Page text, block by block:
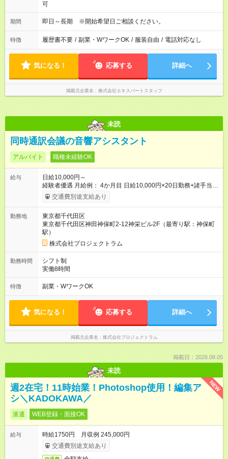
可
期間 即日～長期 ※開始希望日ご相談ください。
特徴 履歴書不要 / 副業・WワークOK / 服装自由 / 電話対応なし
気になる！ 応募する 詳細へ
掲載元企業名 株式会社エキスパートスタッフ
未読
同時通訳会議の音響アシスタント
アルバイト 職種未経験OK
給与
日給10,000円～
経験者優遇 月給例： 4か月目 日給10,000円×20日勤務+諸手当
=243,800円 2年目 日給15,000円×20日勤務+諸手当=368,000円
交通費別途支給あり
勤務地
東京都千代田区
東京都千代田区神田神保町2-12神栄ビル2F（最寄り駅：神保町
駅）
株式会社プロジェクトラム
勤務時間
シフト制
実働8時間
特徴 副業・WワークOK
気になる！ 応募する 詳細へ
掲載元企業名 株式会社プロジェクトラム
掲載日：2026.08.05
未読
NEW
週2在宅！11時始業！Photoshop使用！編集ア
シ＼KADOKAWA／
派遣 WEB登録・面接OK
給与
時給1750円 月収例 245,000円
交通費別途支給あり